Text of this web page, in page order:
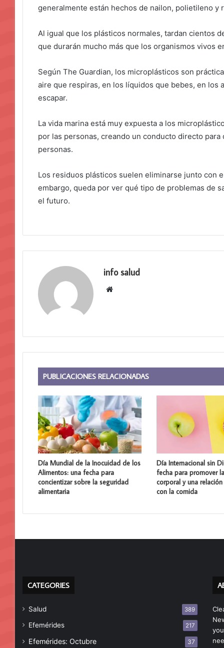
generalmente están hechos de nailon, polietileno y
Al igual que los plásticos normales, tardan cientos
que durarán mucho más que los organismos vivos
Según The Guardian, los microplásticos son
aire que respiras, en los líquidos que bebes, en los
escapar.
La vida marina está muy expuesta a los
por las personas, creando un conducto directo
personas.
Los residuos plásticos suelen eliminarse junto con
embargo, queda por ver qué tipo de problemas de
el futuro.
info salud
Sitio
PUBLICACIONES RELACIONADAS
Día Mundial de la Inocuidad de los
Alimentos: una fecha para
concientizar sobre la seguridad
alimentaria
Día Internacional sin
fecha para promover
corporal y una
con la comida
CATEGORIES
Salud 389
Efemérides 217
Efemérides: Octubre 37